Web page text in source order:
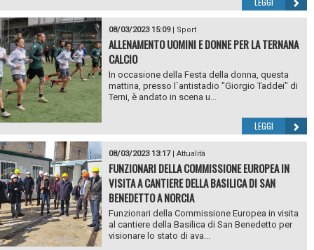
08/03/2023 15:09| Sport
ALLENAMENTO UOMINI E DONNE PER LA TERNANA
CALCIO
In occasione della Festa della donna, questa
mattina, presso l`antistadio "Giorgio Taddei" di
Terni, è andato in scena u...
LEGGI
08/03/2023 13:17| Attualità
FUNZIONARI DELLA COMMISSIONE EUROPEA IN
VISITA A CANTIERE DELLA BASILICA DI SAN
BENEDETTO A NORCIA
Funzionari della Commissione Europea in visita
al cantiere della Basilica di San Benedetto per
visionare lo stato di ava...